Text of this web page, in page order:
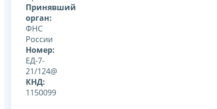
Принявший
орган:
ФНС
России
Номер:
ЕД-7-
21/124@
КНД:
1150099